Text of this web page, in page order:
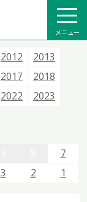
メニュー
インフォ
2012
2013
2017
2018
2022
2023
7
3 2 1
2012
2013
2017
2018
2022
2023
7
3 2 1
2014 2015
9 8
2018
2020
2024
2025
1